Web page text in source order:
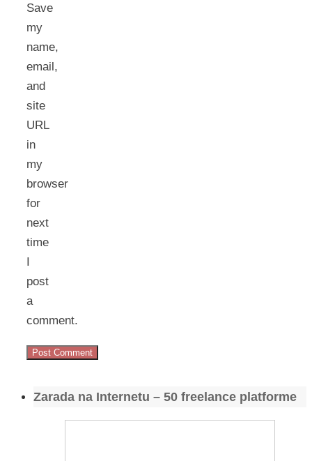
Save
my
name,
email,
and
site
URL
in
my
browser
for
next
time
I
post
a
comment.
Zarada na Internetu – 50 freelance platforme